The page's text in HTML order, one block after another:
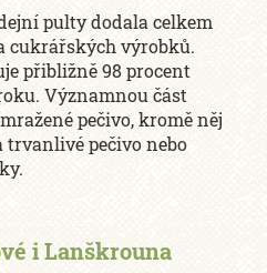
pulty dodala celkem
cukrářských výrobků.
přibližně 98 procent
Významnou část
pečivo, kromě něj
trvanlivé pečivo nebo
i Lanškrouna